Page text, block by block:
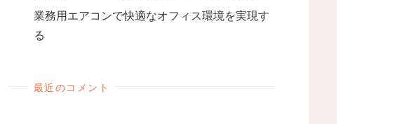
業務用エアコンで快適なオフィス環境を実現す
る
最近のコメント